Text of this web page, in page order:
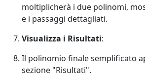
moltiplicherà i due polinomi,
e i passaggi dettagliati.
Visualizza i Risultati:
Il polinomio finale semplificato
sezione "Risultati".